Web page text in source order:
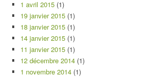
1 avril 2015 (1)
19 janvier 2015 (1)
18 janvier 2015 (1)
14 janvier 2015 (1)
11 janvier 2015 (1)
12 décembre 2014 (1)
1 novembre 2014 (1)